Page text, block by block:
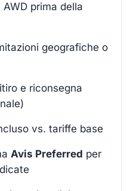
prima della
geografiche o
e riconsegna
vs. tariffe base
Avis Preferred per